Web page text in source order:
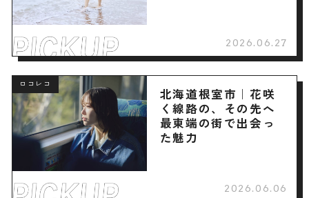
2026.06.27
ロコレコ
北海道根室市｜花咲
く線路の、その先へ
最東端の街で出会っ
た魅力
2026.06.06